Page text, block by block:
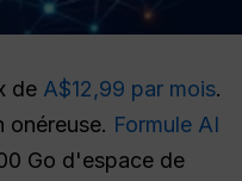
de A$12,99 par mois.
onéreuse. Formule AI
Go d'espace de